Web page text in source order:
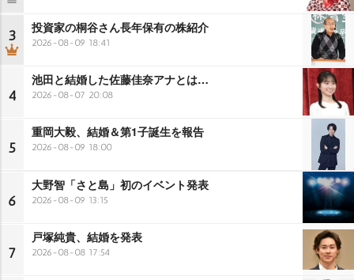
3 投資家の桐谷さん長年保有の株紹介
2026-08-09 18:41
4
池田と結婚した佐藤佳奈アナとは…
2026-08-07 20:08
5
重岡大毅、結婚＆第1子誕生を報告
2026-08-09 18:00
6
大野智「さと島」初のイベント発表
2026-08-09 13:15
7
戸塚純貴、結婚を発表
2026-08-08 17:54